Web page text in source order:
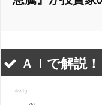
ＡＩで解説！